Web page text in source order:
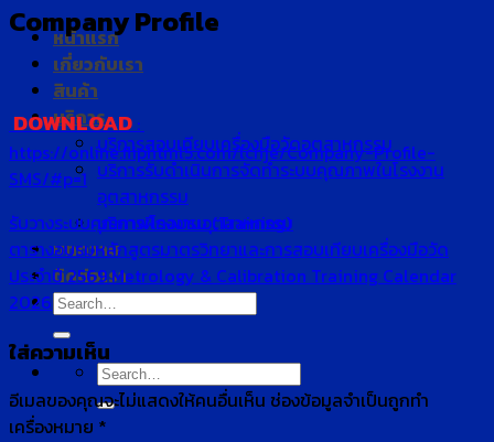
หน้าแรก
เกี่ยวกับเรา
สินค้า
บริการ
บริการสอบเทียบเครื่องมือวัดอุตสาหกรรม
บริการรับดำเนินการจัดทำระบบคุณภาพในโรงงาน
อุตสาหกรรม
บริการฝึกอบรม (Training)
บทความ
ติดต่อเรา
Search
for:
Search
for:
Company Profile
DOWNLOAD :
https://online.fliphtml5.com/lcnje/Company-Profile-
SMS/#p=1
รับวางระบบคุณภาพโรงงานอุตสาหกรรม
ตารางอบรมหลักสูตรมาตรวิทยาและการสอบเทียบเครื่องมือวัด
ประจำปี 2569 Metrology & Calibration Training Calendar
2026
ใส่ความเห็น
อีเมลของคุณจะไม่แสดงให้คนอื่นเห็น ช่องข้อมูลจำเป็นถูกทำ
เครื่องหมาย *